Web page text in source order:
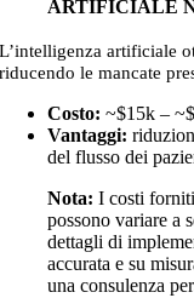
ARTIFICIALE
L’intelligenza artificiale
riducendo le mancate
Costo: ~$15k –
Vantaggi:
del flusso dei
Nota:I costi
possono variare a
dettagli di
accurata e su
una consulenza